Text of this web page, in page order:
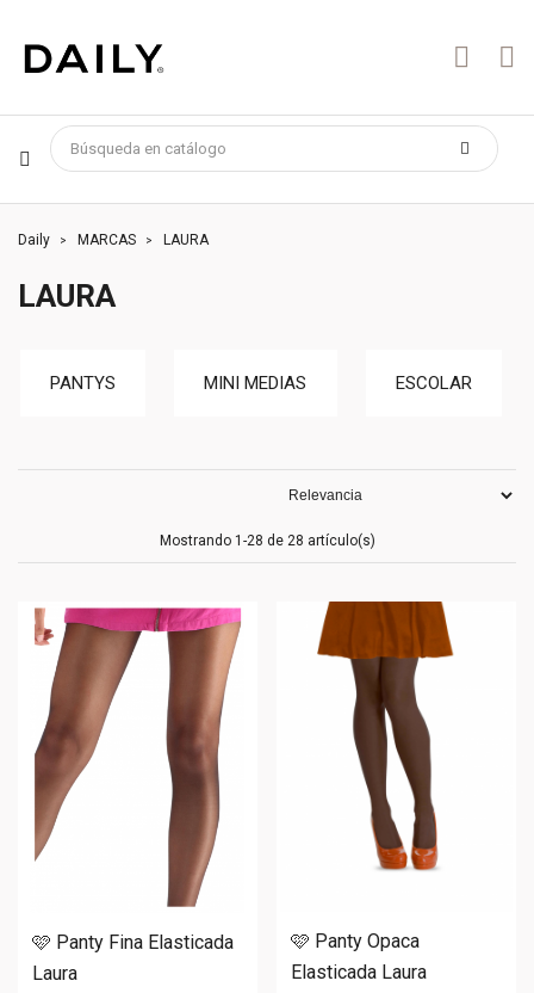
Daily MARCAS LAURA
LAURA
PANTYS MINI MEDIAS ESCOLAR
Mostrando 1-28 de 28 artículo(s)
🩷 Panty Fina Elasticada
Laura
🩷 Panty Opaca
Elasticada Laura